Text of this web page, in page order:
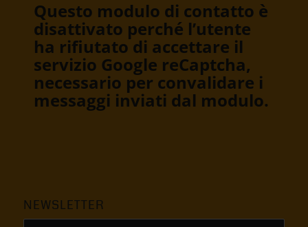
Questo modulo di contatto è
disattivato perché l’utente
ha rifiutato di accettare il
servizio Google reCaptcha,
necessario per convalidare i
messaggi inviati dal modulo.
NEWSLETTER